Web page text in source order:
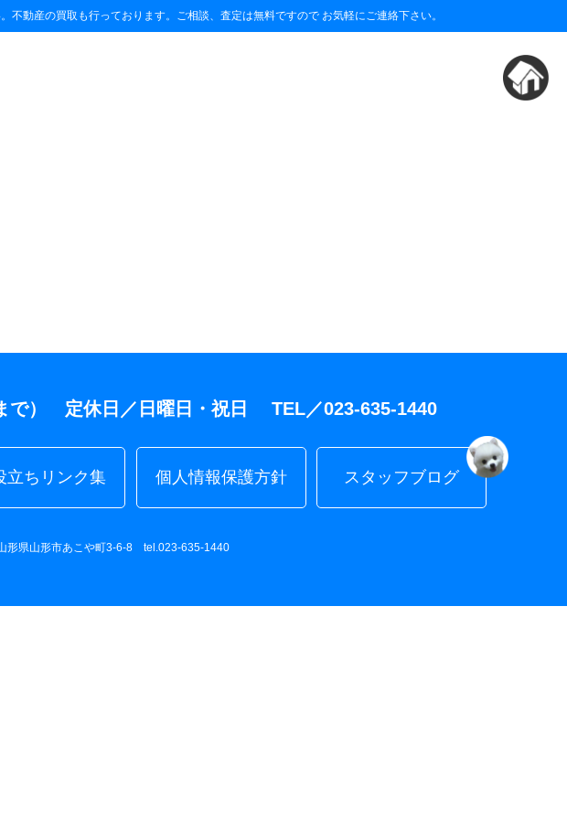
動産の買取も行っております。ご相談、査定は無料ですので お気軽にご連絡下さい。